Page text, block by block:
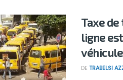
Taxe
ligne
DE TRABELSI